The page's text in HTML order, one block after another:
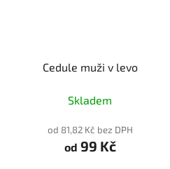
Cedule muži v levo
Skladem
od 81,82 Kč bez DPH
od 99 Kč